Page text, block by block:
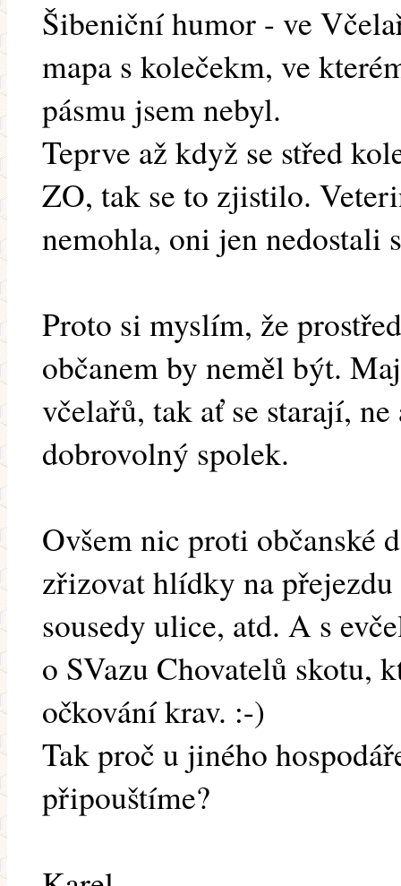
Šibeniční humor - ve
mapa s kolečekm, ve
pásmu jsem nebyl.
Teprve až když se střed
ZO, tak se to zjistilo.
nemohla, oni jen nedostali
Proto si myslím, že
občanem by neměl být.
včelařů, tak ať se starají,
dobrovolný spolek.
Ovšem nic proti občanské
zřizovat hlídky na
sousedy ulice, atd. A s
o SVazu Chovatelů skotu,
očkování krav. :-)
Tak proč u jiného
připouštíme?